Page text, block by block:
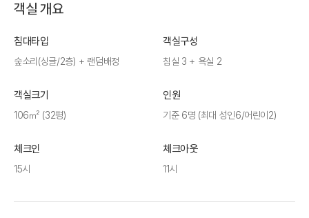
객실 개요
침대타입
숲소리(싱글/2층) + 랜덤배정
객실구성
침실 3 + 욕실 2
객실크기
106㎡ (32평)
인원
기준 6명 (최대 성인6/어린이2)
체크인
15시
체크아웃
11시